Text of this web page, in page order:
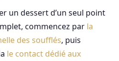
un dessert d’un seul point
commencez par la
des soufflés, puis
le contact dédié aux